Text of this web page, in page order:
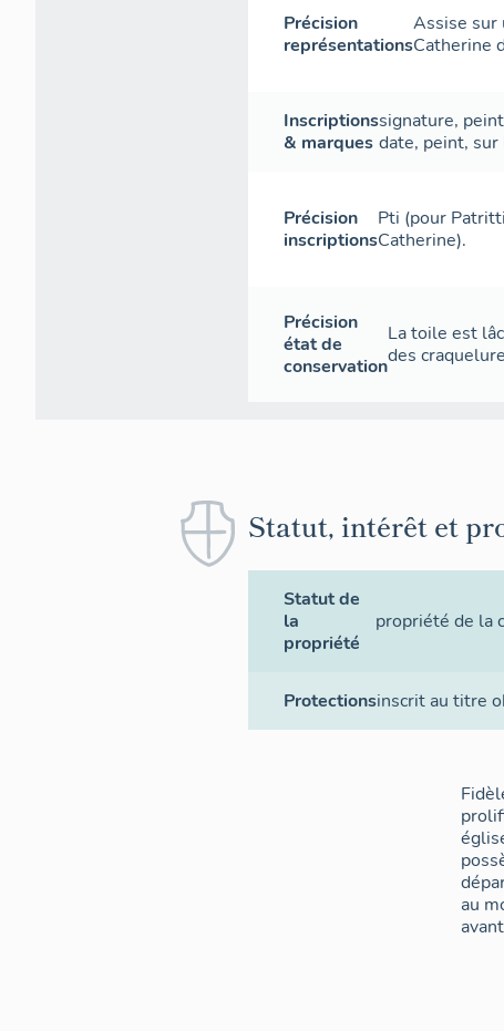
Précision
représentations
Assise sur
Catherine
Inscriptions
& marques
signature, peint
date, peint, sur
Précision
inscriptions
Pti (pour
Catherine).
Précision
état de
conservation
La toile est
des
Statut, intérêt et
Statut de
la
propriété
propriété de la
Protectionsinscrit au titre
au